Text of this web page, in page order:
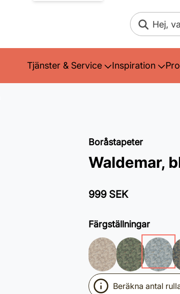
Sök
Tjänster & Service Inspiration
Boråstapeter
Waldemar,
999 SEK
Färgställningar
Beräkna antal